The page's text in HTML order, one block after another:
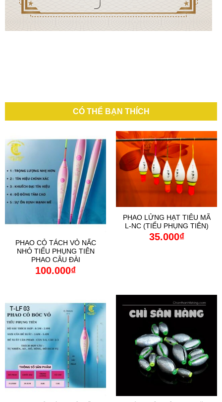
CÓ THỂ BẠN THÍCH
PHAO CỎ TÁCH VỎ NẤC
NHỎ TIỂU PHỤNG TIÊN
PHAO CÂU ĐÀI
100.000₫
PHAO LỬNG HẠT TIÊU MÃ
L-NC (TIỂU PHỤNG TIÊN)
35.000₫